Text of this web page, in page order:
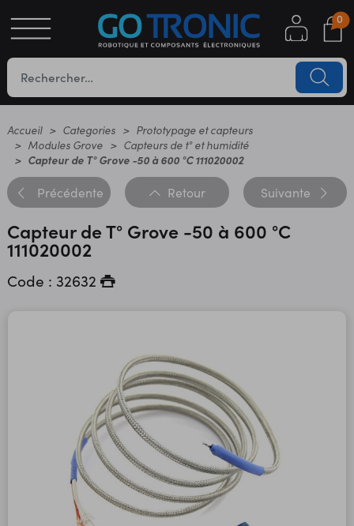
0
Accueil Categories
Prototypage et capteurs
Modules Grove
Capteurs de t° et humidité
Capteur de T° Grove -50 à 600 °C 111020002
Précédente Retour Suivante
Capteur de T° Grove -50 à 600 °C
111020002
Code : 32632